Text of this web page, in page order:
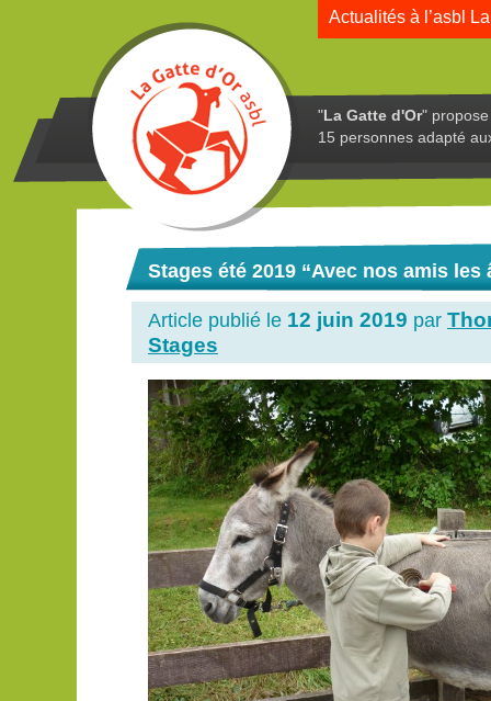
Actualités à l’asbl
"La Gatte d'Or"
15 personnes adapté
Stages été 2019 “Avec nos amis les
Article publié le 12 juin 2019 par
Stages